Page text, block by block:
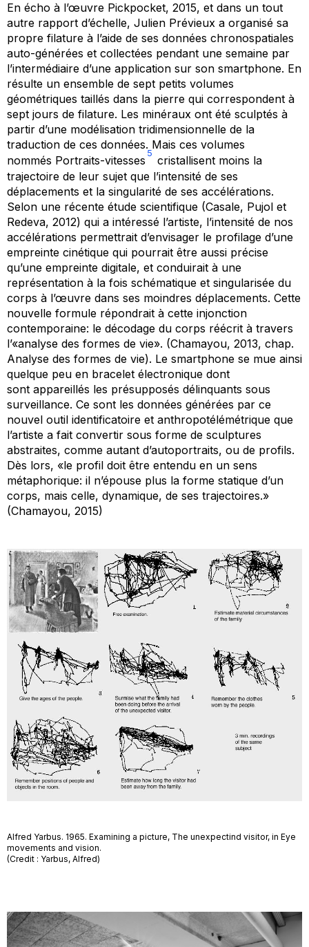
En écho à l’œuvre Pickpocket, 2015, et dans un tout
autre rapport d’échelle, Julien Prévieux a organisé sa
propre filature à l’aide de ses données chronospatiales
auto-générées et collectées pendant une semaine par
l’intermédiaire d’une application sur son smartphone. En
résulte un ensemble de sept petits volumes
géométriques taillés dans la pierre qui correspondent à
sept jours de filature. Les minéraux ont été sculptés à
partir d’une modélisation tridimensionnelle de la
traduction de ces données. Mais ces volumes
nommés Portraits-vitesses
5
cristallisent moins la
trajectoire de leur sujet que l’intensité de ses
déplacements et la singularité de ses accélérations.
Selon une récente étude scientifique (Casale, Pujol et
Redeva, 2012) qui a intéressé l’artiste, l’intensité de nos
accélérations permettrait d’envisager le profilage d’une
empreinte cinétique qui pourrait être aussi précise
qu’une empreinte digitale, et conduirait à une
représentation à la fois schématique et singularisée du
corps à l’œuvre dans ses moindres déplacements. Cette
nouvelle formule répondrait à cette injonction
contemporaine: le décodage du corps réécrit à travers
l’«analyse des formes de vie». (Chamayou, 2013, chap.
Analyse des formes de vie). Le smartphone se mue ainsi
quelque peu en bracelet électronique dont
sont appareillés les présupposés délinquants sous
surveillance. Ce sont les données générées par ce
nouvel outil identificatoire et anthropotélémétrique que
l’artiste a fait convertir sous forme de sculptures
abstraites, comme autant d’autoportraits, ou de profils.
Dès lors, «le profil doit être entendu en un sens
métaphorique: il n’épouse plus la forme statique d’un
corps, mais celle, dynamique, de ses trajectoires.»
(Chamayou, 2015)
Alfred Yarbus. 1965. Examining a picture, The unexpectind visitor, in Eye
movements and vision.
(Credit : Yarbus, Alfred)